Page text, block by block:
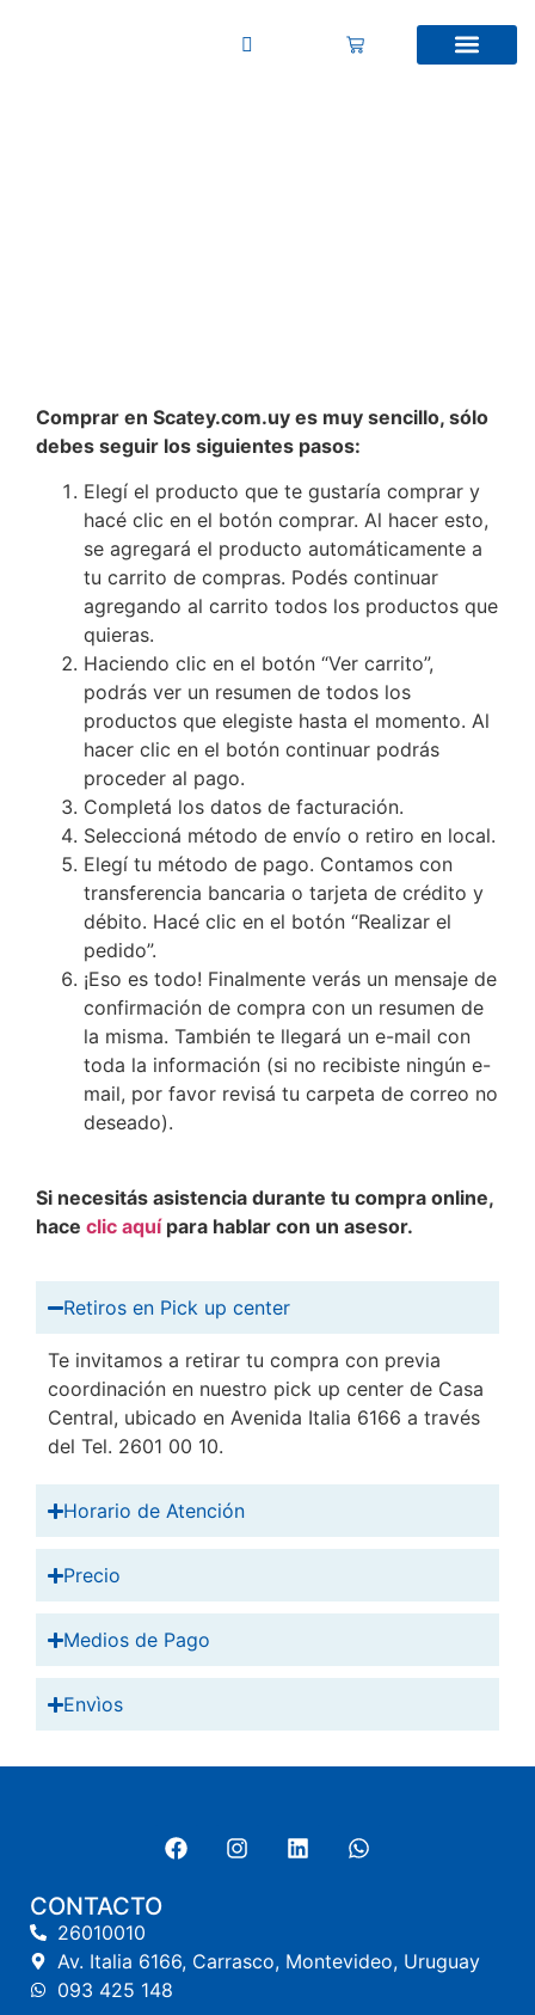
Comprar en Scatey.com.uy es muy sencillo, sólo
debes seguir los siguientes pasos:
Elegí el producto que te gustaría comprar y
hacé clic en el botón comprar. Al hacer esto,
se agregará el producto automáticamente a
tu carrito de compras. Podés continuar
agregando al carrito todos los productos que
quieras.
Haciendo clic en el botón “Ver carrito”,
podrás ver un resumen de todos los
productos que elegiste hasta el momento. Al
hacer clic en el botón continuar podrás
proceder al pago.
Completá los datos de facturación.
Seleccioná método de envío o retiro en local.
Elegí tu método de pago. Contamos con
transferencia bancaria o tarjeta de crédito y
débito. Hacé clic en el botón “Realizar el
pedido”.
¡Eso es todo! Finalmente verás un mensaje de
confirmación de compra con un resumen de
la misma. También te llegará un e-mail con
toda la información (si no recibiste ningún e-
mail, por favor revisá tu carpeta de correo no
deseado).
Si necesitás asistencia durante tu compra online,
hace clic aquípara hablar con un asesor.
Retiros en Pick up center
Te invitamos a retirar tu compra con previa
coordinación en nuestro pick up center de Casa
Central, ubicado en Avenida Italia 6166 a través
del Tel. 2601 00 10.
Horario de Atención
Precio
Medios de Pago
Envìos
CONTACTO
26010010
Av. Italia 6166, Carrasco, Montevideo, Uruguay
093 425 148